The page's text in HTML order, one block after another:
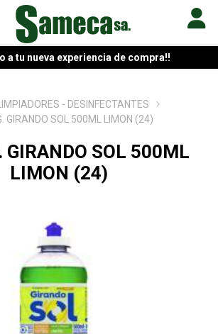
a tu nueva experiencia de compra!!
LIMPIADORES - DESINFECTANTES
GIRANDO SOL 500ML LIMON (24)
GIRANDO SOL 500ML
LIMON (24)